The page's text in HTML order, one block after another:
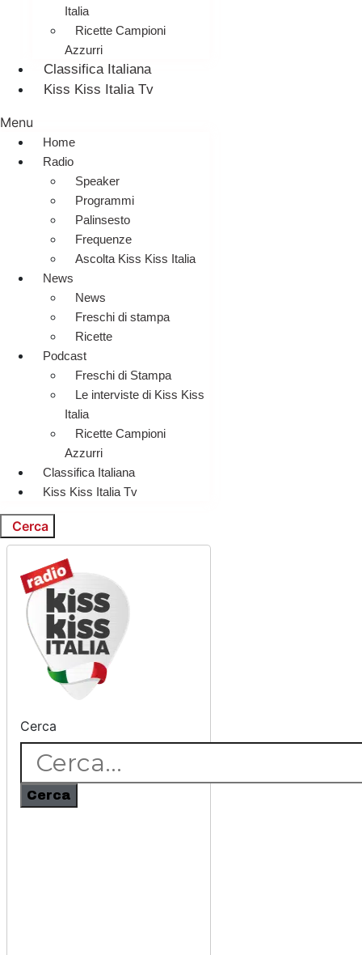
Italia
Ricette Campioni
Azzurri
Classifica Italiana
Kiss Kiss Italia Tv
Menu
Home
Radio
Speaker
Programmi
Palinsesto
Frequenze
Ascolta Kiss Kiss Italia
News
News
Freschi di stampa
Ricette
Podcast
Freschi di Stampa
Le interviste di Kiss Kiss
Italia
Ricette Campioni
Azzurri
Classifica Italiana
Kiss Kiss Italia Tv
Cerca
Cerca
Cerca